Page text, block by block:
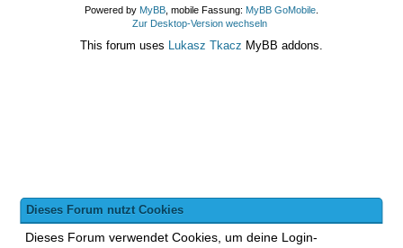
Dieses Forum nutzt Cookies
Dieses Forum verwendet Cookies, um deine Login-
Powered by MyBB , mobile Fassung: MyBB GoMobile
Zur Desktop-Version wechseln
This forum uses Lukasz Tkacz MyBB addons.